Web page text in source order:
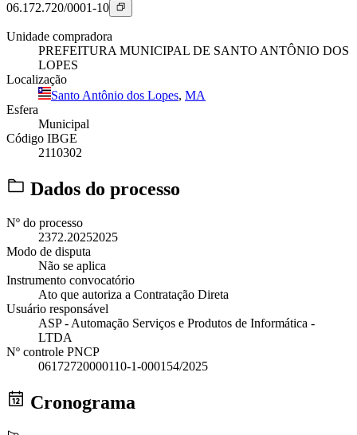
06.172.720/0001-10
Unidade compradora
PREFEITURA MUNICIPAL DE SANTO ANTÔNIO DOS
LOPES
Localização
Santo Antônio dos Lopes, MA
Esfera
Municipal
Código IBGE
2110302
Dados do processo
Nº do processo
2372.20252025
Modo de disputa
Não se aplica
Instrumento convocatório
Ato que autoriza a Contratação Direta
Usuário responsável
ASP - Automação Serviços e Produtos de Informática -
LTDA
Nº controle PNCP
06172720000110-1-000154/2025
Cronograma